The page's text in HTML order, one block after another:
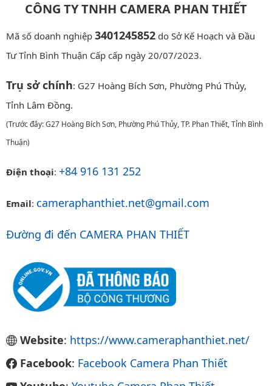
CÔNG TY TNHH CAMERA PHAN THIẾT
Mã số doanh nghiệp 3401245852 do Sở Kế Hoạch và Đầu
Tư Tỉnh Bình Thuận Cấp cấp ngày 20/07/2023.
Trụ sở chính: G27 Hoàng Bích Sơn, Phường Phú Thủy,
Tỉnh Lâm Đồng.
(Trước đây: G27 Hoàng Bích Sơn, Phường Phú Thủy, TP. Phan Thiết, Tỉnh Bình
Thuận)
Điện thoại: +84 916 131 252
Email: cameraphanthiet.net@gmail.com
Đường đi đến CAMERA PHAN THIẾT
Website: https://www.cameraphanthiet.net/
Facebook: Facebook Camera Phan Thiết